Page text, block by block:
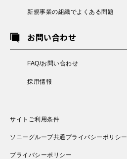
新規事業の組織でよくある問題
お問い合わせ
FAQ/お問い合わせ
採用情報
サイトご利用条件
ソニーグループ共通プライバシーポリシー
プライバシーポリシー